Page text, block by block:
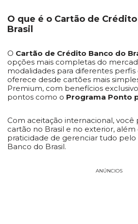
O que é o Cartão de
Brasil
O Cartão de Crédito Banco do
opções mais completas do
modalidades para diferentes perfis
oferece desde cartões mais
Premium, com benefícios
pontos como o Programa Ponto
Com aceitação internacional, você
cartão no Brasil e no exterior,
praticidade de gerenciar tudo pelo
Banco do Brasil.
ANÚNCIOS